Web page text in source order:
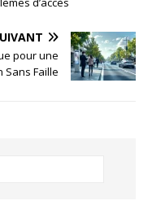
pour une
Sans Faille